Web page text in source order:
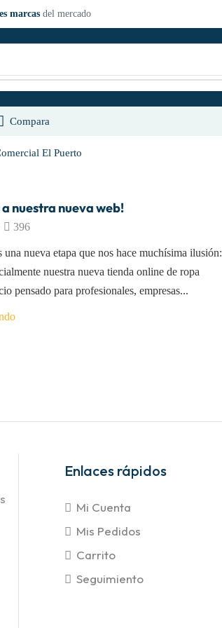
marcas del mercado
Compara
El Puerto
nuestra nueva web!
396
una nueva etapa que nos hace muchísima ilusión:
nuestra nueva tienda online de ropa
pensado para profesionales, empresas...
Enlaces rápidos
Mi Cuenta
Mis Pedidos
Carrito
Seguimiento